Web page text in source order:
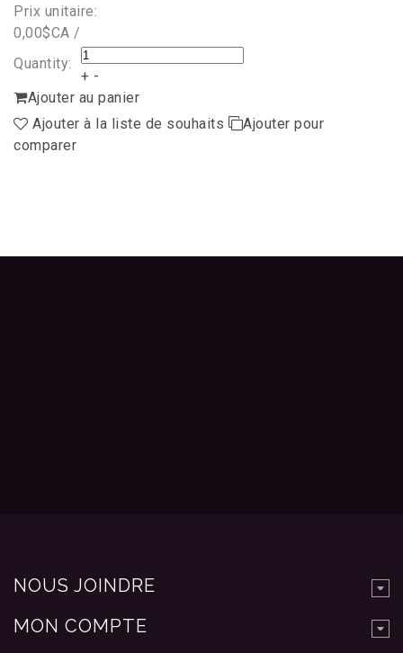
Prix unitaire:
0,00$CA /
Quantity:
+ -
Ajouter au panier
Ajouter à la liste de souhaits
Ajouter pour
comparer
NOUS JOINDRE
MON COMPTE